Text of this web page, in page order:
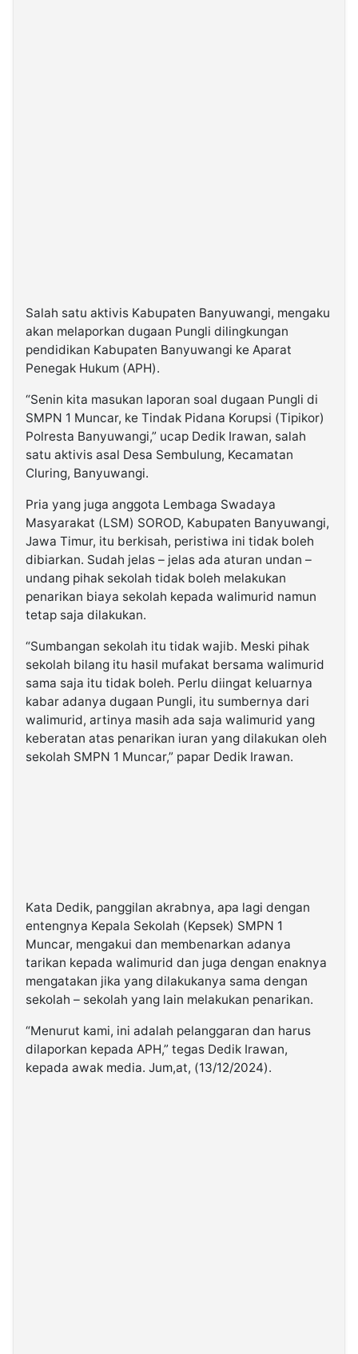
Salah satu aktivis Kabupaten Banyuwangi, mengaku
akan melaporkan dugaan Pungli dilingkungan
pendidikan Kabupaten Banyuwangi ke Aparat
Penegak Hukum (APH).
“Senin kita masukan laporan soal dugaan Pungli di
SMPN 1 Muncar, ke Tindak Pidana Korupsi (Tipikor)
Polresta Banyuwangi,” ucap Dedik Irawan, salah
satu aktivis asal Desa Sembulung, Kecamatan
Cluring, Banyuwangi.
Pria yang juga anggota Lembaga Swadaya
Masyarakat (LSM) SOROD, Kabupaten Banyuwangi,
Jawa Timur, itu berkisah, peristiwa ini tidak boleh
dibiarkan. Sudah jelas – jelas ada aturan undan –
undang pihak sekolah tidak boleh melakukan
penarikan biaya sekolah kepada walimurid namun
tetap saja dilakukan.
“Sumbangan sekolah itu tidak wajib. Meski pihak
sekolah bilang itu hasil mufakat bersama walimurid
sama saja itu tidak boleh. Perlu diingat keluarnya
kabar adanya dugaan Pungli, itu sumbernya dari
walimurid, artinya masih ada saja walimurid yang
keberatan atas penarikan iuran yang dilakukan oleh
sekolah SMPN 1 Muncar,” papar Dedik Irawan.
Kata Dedik, panggilan akrabnya, apa lagi dengan
entengnya Kepala Sekolah (Kepsek) SMPN 1
Muncar, mengakui dan membenarkan adanya
tarikan kepada walimurid dan juga dengan enaknya
mengatakan jika yang dilakukanya sama dengan
sekolah – sekolah yang lain melakukan penarikan.
“Menurut kami, ini adalah pelanggaran dan harus
dilaporkan kepada APH,” tegas Dedik Irawan,
kepada awak media. Jum,at, (13/12/2024).